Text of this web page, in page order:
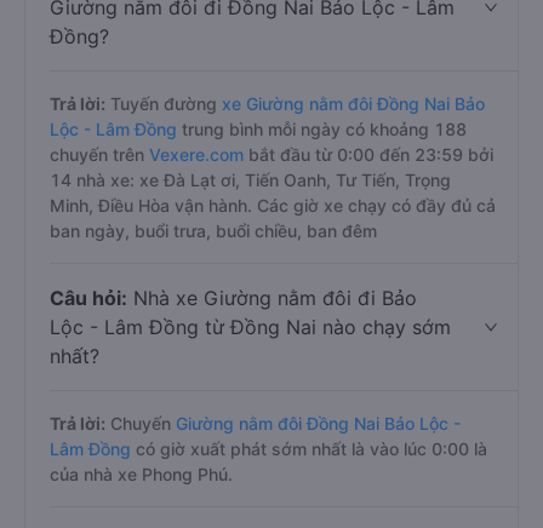
Giường nằm đôi đi Đồng Nai Bảo Lộc - Lâm
Đồng?
Trả lời: Tuyến đường xe Giường nằm đôi Đồng Nai Bảo
Lộc - Lâm Đồng trung bình mỗi ngày có khoảng 188
chuyến trên Vexere.com bắt đầu từ 0:00 đến 23:59 bởi
14 nhà xe: xe Đà Lạt ơi, Tiến Oanh, Tư Tiến, Trọng
Minh, Điều Hòa vận hành. Các giờ xe chạy có đầy đủ cả
ban ngày, buổi trưa, buổi chiều, ban đêm
Câu hỏi: Nhà xe Giường nằm đôi đi Bảo
Lộc - Lâm Đồng từ Đồng Nai nào chạy sớm
nhất?
Trả lời: Chuyến Giường nằm đôi Đồng Nai Bảo Lộc -
Lâm Đồng có giờ xuất phát sớm nhất là vào lúc 0:00 là
của nhà xe Phong Phú.